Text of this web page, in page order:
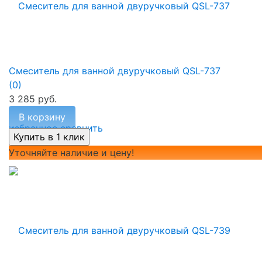
избранное сравнить
Смеситель для ванной двуручковый QSL-737
(0)
3 285 руб.
В корзину
Уточняйте наличие и цену!